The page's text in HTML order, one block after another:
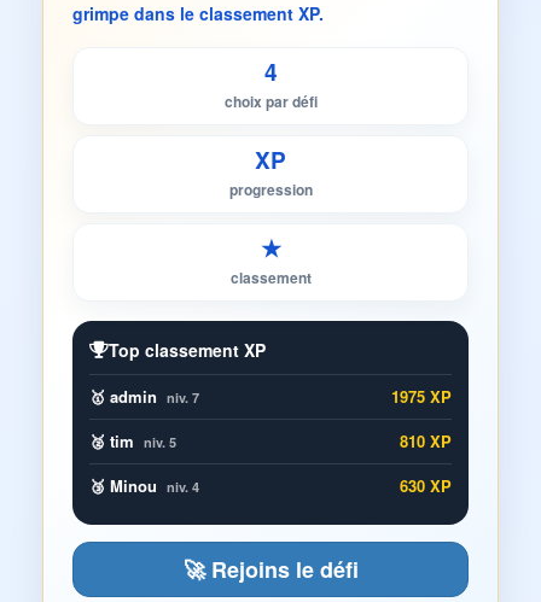
grimpe dans le classement XP.
4
choix par défi
XP
progression
★
classement
Top classement XP
🥇 admin niv. 7
1975 XP
🥈 tim niv. 5
810 XP
🥉 Minou niv. 4 630 XP
🚀 Rejoins le défi